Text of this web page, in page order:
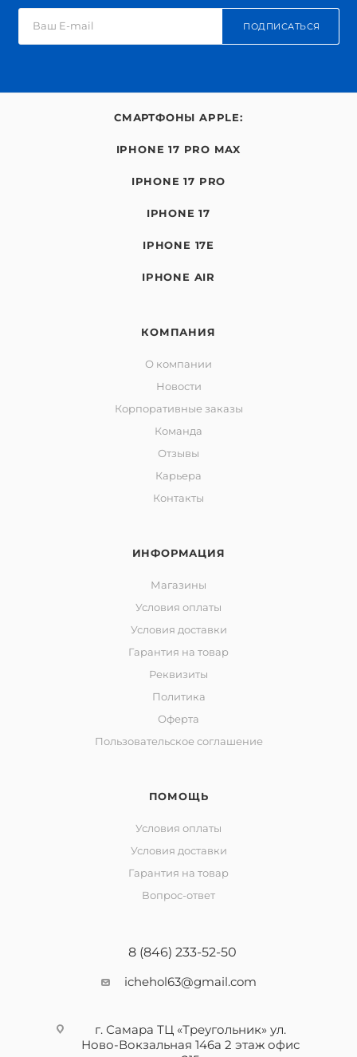
ПОДПИСАТЬСЯ
СМАРТФОНЫ APPLE:
IPHONE 17 PRO MAX
IPHONE 17 PRO
IPHONE 17
IPHONE 17E
IPHONE AIR
КОМПАНИЯ
О компании
Новости
Корпоративные заказы
Команда
Отзывы
Карьера
Контакты
ИНФОРМАЦИЯ
Магазины
Условия оплаты
Условия доставки
Гарантия на товар
Реквизиты
Политика
Оферта
Пользовательское соглашение
ПОМОЩЬ
Условия оплаты
Условия доставки
Гарантия на товар
Вопрос-ответ
8 (846) 233-52-50
ichehol63@gmail.com
г. Самара ТЦ «Треугольник» ул.
Ново-Вокзальная 146а 2 этаж офис